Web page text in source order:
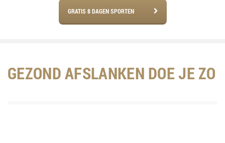
GRATIS 8 DAGEN SPORTEN
GEZOND AFSLANKEN DOE JE ZO